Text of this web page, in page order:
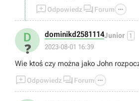
Odpowiedz  Forum 
D
❓
dominikd2581114Junior 1
2023-08-01 16:39
Wie ktoś czy można jako John
Odpowiedz  Forum 